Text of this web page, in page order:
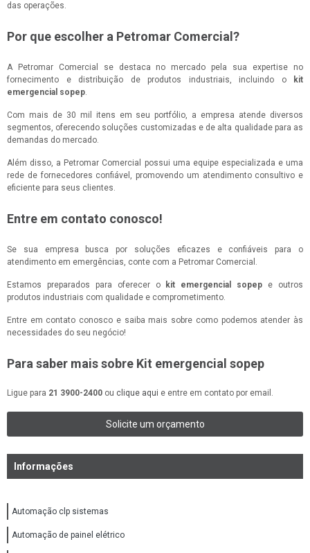
das operações.
Por que escolher a Petromar Comercial?
A Petromar Comercial se destaca no mercado pela sua expertise no
fornecimento e distribuição de produtos industriais, incluindo o
kit
emergencial sopep.
Com mais de 30 mil itens em seu portfólio, a empresa atende diversos
segmentos, oferecendo soluções customizadas e de alta qualidade para as
demandas do mercado.
Além disso, a Petromar Comercial possui uma equipe especializada e uma
rede de fornecedores confiável, promovendo um atendimento consultivo e
eficiente para seus clientes.
Entre em contato conosco!
Se sua empresa busca por soluções eficazes e confiáveis para o
atendimento em emergências, conte com a Petromar Comercial.
Estamos preparados para oferecer o kit emergencial sopep e outros
produtos industriais com qualidade e comprometimento.
Entre em contato conosco e saiba mais sobre como podemos atender às
necessidades do seu negócio!
Para saber mais sobre Kit emergencial sopep
Ligue para 21 3900-2400 ou clique aqui e entre em contato por email.
Solicite um orçamento
Informações
Automação clp sistemas
Automação de painel elétrico